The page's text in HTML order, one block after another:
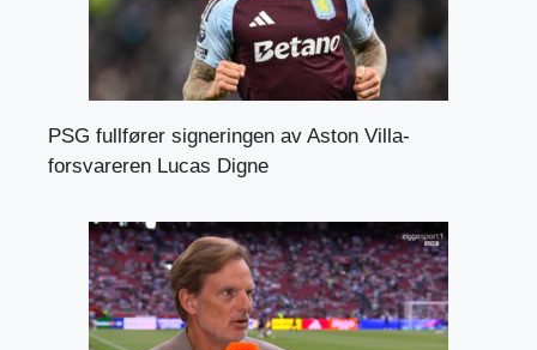
PSG fullfører signeringen av Aston Villa-
forsvareren Lucas Digne